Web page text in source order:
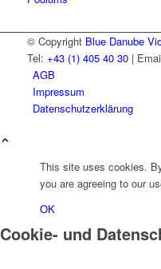
© Copyright Blue Danube
Tel: +43 (1) 405 40 30|
AGB
Impressum
Datenschutzerklärung
This site uses cookies.
you are agreeing to our
OK
Cookie- und